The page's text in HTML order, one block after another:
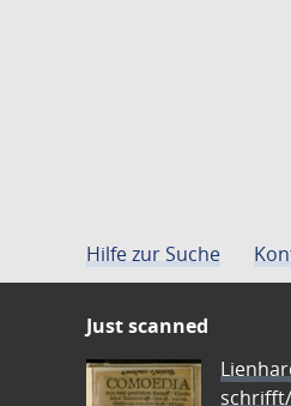
Hilfe zur Suche
Just scanned